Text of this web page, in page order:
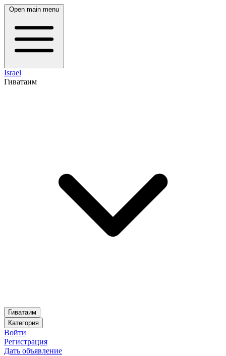
Open main menu
Israel
Гиватаим
Гиватаим
Категория
Войти
Регистрация
Дать объявление